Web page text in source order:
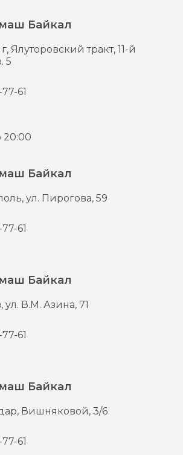
Байкал
Ялуторовский тракт, 11-й
5
61
20:00
Байкал
ул. Пирогова, 59
61
Байкал
ул. В.М. Азина, 71
61
Байкал
Вишняковой, 3/6
61